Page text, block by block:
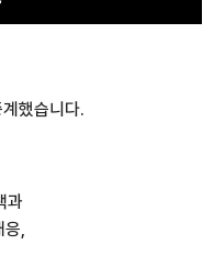
했습니다.
과
응,